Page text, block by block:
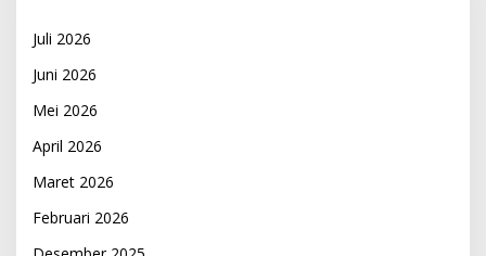
Juli 2026
Juni 2026
Mei 2026
April 2026
Maret 2026
Februari 2026